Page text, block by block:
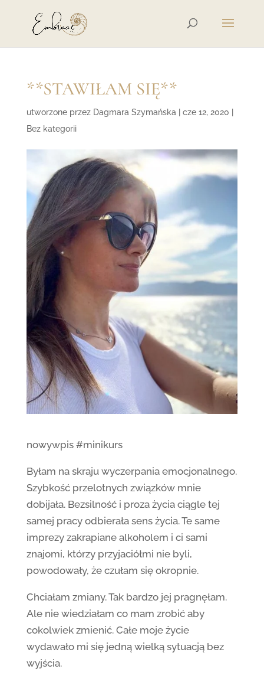
**STAWIŁAM SIĘ**
utworzone przez Dagmara Szymańska cze 12, 2020
Bez kategorii
nowywpis #minikurs
Byłam na skraju wyczerpania emocjonalnego.
Szybkość przelotnych związków mnie
dobijała. Bezsilność i proza życia ciągle tej
samej pracy odbierała sens życia. Te same
imprezy zakrapiane alkoholem i ci sami
znajomi, którzy przyjaciółmi nie byli,
powodowały, że czułam się okropnie.
Chciałam zmiany. Tak bardzo jej pragnęłam.
Ale nie wiedziałam co mam zrobić aby
cokolwiek zmienić. Całe moje życie
wydawało mi się jedną wielką sytuacją bez
wyjścia.